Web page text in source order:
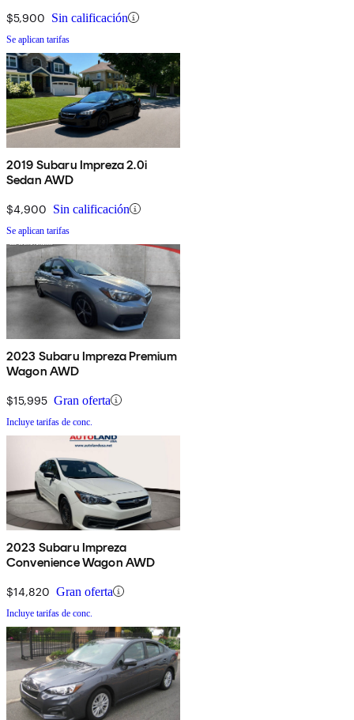
$5,900 Sin calificación
Se aplican tarifas
2019 Subaru Impreza 2.0i
Sedan AWD
$4,900 Sin calificación
Se aplican tarifas
2023 Subaru Impreza Premium
Wagon AWD
$15,995 Gran oferta
Incluye tarifas de conc.
2023 Subaru Impreza
Convenience Wagon AWD
$14,820 Gran oferta
Incluye tarifas de conc.